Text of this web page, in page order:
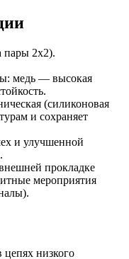
пары 2х2).
медь — высокая
(силиконовая
и сохраняет
и улучшенной
прокладке
мероприятия
цепях низкого